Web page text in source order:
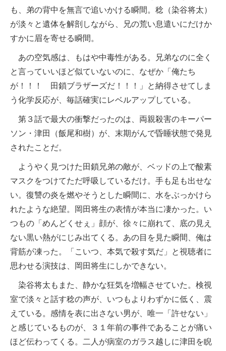
も、弟の背中を無言で追いかける瞬間。稔（染谷将太）
が淡々と遺体を解剖しながら、兄の荒い息遣いにだけか
すかに眉を寄せる瞬間。
あの空気感は、もはや中毒性がある。兄弟なのに全く
と言っていいほど似ていないのに、なぜか「俺たち
が！！！ 田鎖ブラザーズだ！！！」と納得させてしま
う化学反応が、毎話確実にレベルアップしている。
第３話で最大の衝撃だったのは、両親殺害のキーパー
ソン・津田（飯尾和樹）が、末期がんで昏睡状態で発見
されたことだ。
ようやく見つけた田鎖兄弟の敵が、ベッドの上で酸素
マスクをつけてただ呼吸しているだけ。手も足も出せな
い。復讐の炎を燃やそうとした瞬間に、水をぶっかけら
れたような絶望。岡田将生の表情が本当に凄かった。い
つもの「めんどくせぇ」顔が、徐々に崩れて、底の見え
ない黒い熱がにじみ出てくる。あの目を見た瞬間、俺は
背筋が凍った。「こいつ、本気で殺す気だ」と視聴者に
思わせる演技は、岡田将生にしかできない。
染谷将太もまた、静かな狂気を増幅させていた。検視
室で淡々と話す稔の声が、いつもよりわずかに低く、震
えている。感情を表に出さない男が、唯一「許せない」
と感じているものが、３１年前の事件であることが痛い
ほど伝わってくる。二人が病室のガラス越しに津田を睨